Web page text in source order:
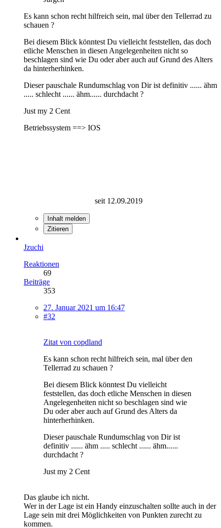
Es kann schon recht hilfreich sein, mal über den Tellerrad zu
schauen ?
Bei diesem Blick könntest Du vielleicht feststellen, das doch
etliche Menschen in diesen Angelegenheiten nicht so
beschlagen sind wie Du oder aber auch auf Grund des Alters
da hinterherhinken.
Dieser pauschale Rundumschlag von Dir ist definitiv ...... ähm
..... schlecht ...... ähm...... durchdacht ?
Just my 2 Cent
Betriebssystem ==> IOS
seit 12.09.2019
Inhalt melden
Zitieren
Jzuchi
Reaktionen
69
Beiträge
353
27. Januar 2021 um 16:47
#32
Zitat von copdland
Es kann schon recht hilfreich sein, mal über den
Tellerrad zu schauen ?
Bei diesem Blick könntest Du vielleicht
feststellen, das doch etliche Menschen in diesen
Angelegenheiten nicht so beschlagen sind wie
Du oder aber auch auf Grund des Alters da
hinterherhinken.
Dieser pauschale Rundumschlag von Dir ist
definitiv ...... ähm ..... schlecht ...... ähm......
durchdacht ?
Just my 2 Cent
Das glaube ich nicht.
Wer in der Lage ist ein Handy einzuschalten sollte auch in der
Lage sein mit drei Möglichkeiten von Punkten zurecht zu
kommen.